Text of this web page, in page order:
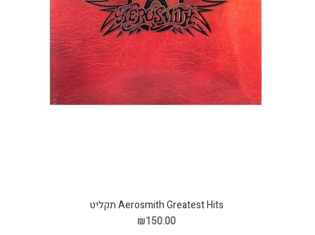
Aerosmith Greatest Hits תקליט
₪150.00